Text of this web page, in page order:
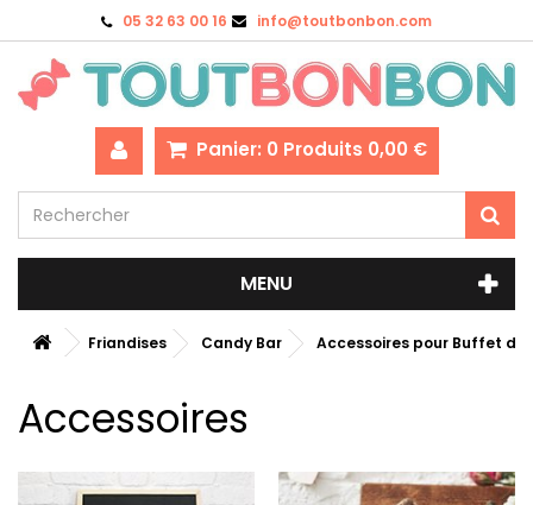
05 32 63 00 16 info@toutbonbon.com
Panier: 0 Produits 0,00 €
MENU
Friandises Candy Bar Accessoires pour Buffet de
Accessoires